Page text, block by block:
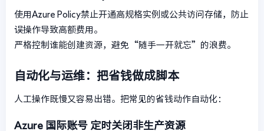
使用Azure Policy禁止开通高规格实例或公共访问存储，防止
误操作导致高额费用。
严格控制谁能创建资源，避免“随手一开就忘”的浪费。
自动化与运维：把省钱做成脚本
人工操作既慢又容易出错。把常见的省钱动作自动化：
Azure 国际账号 定时关闭非生产资源